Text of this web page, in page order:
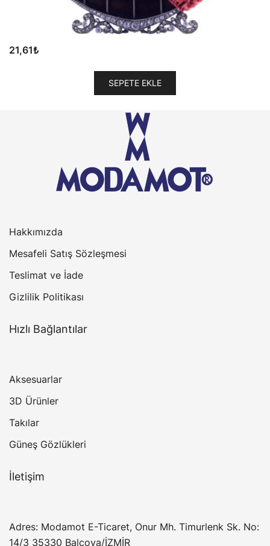
21,61₺
SEPETE EKLE
Hakkımızda
Mesafeli Satış Sözleşmesi
Teslimat ve İade
Gizlilik Politikası
Hızlı Bağlantılar
Aksesuarlar
3D Ürünler
Takılar
Güneş Gözlükleri
İletişim
Adres: Modamot E-Ticaret, Onur Mh. Timurlenk Sk. No:
14/3 35330 Balçova/İZMİR